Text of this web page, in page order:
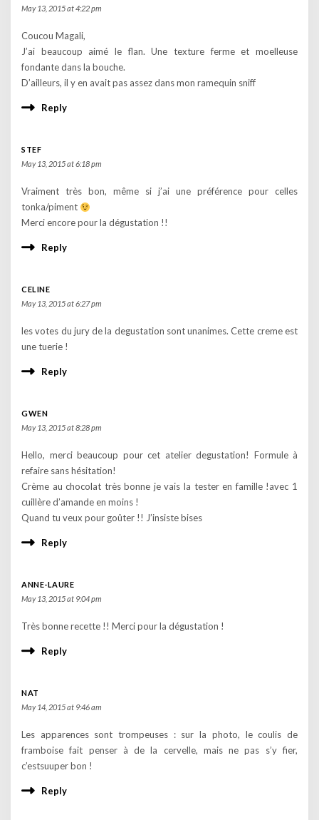
May 13, 2015 at 4:22 pm
Coucou Magali,
J’ai beaucoup aimé le flan. Une texture ferme et moelleuse
fondante dans la bouche.
D’ailleurs, il y en avait pas assez dans mon ramequin sniff
Reply
STEF
May 13, 2015 at 6:18 pm
Vraiment très bon, même si j’ai une préférence pour celles
tonka/piment
Merci encore pour la dégustation !!
Reply
CELINE
May 13, 2015 at 6:27 pm
les votes du jury de la degustation sont unanimes. Cette creme est
une tuerie !
Reply
GWEN
May 13, 2015 at 8:28 pm
Hello, merci beaucoup pour cet atelier degustation! Formule à
refaire sans hésitation!
Crème au chocolat très bonne je vais la tester en famille !avec 1
cuillère d’amande en moins !
Quand tu veux pour goûter !! J’insiste bises
Reply
ANNE-LAURE
May 13, 2015 at 9:04 pm
Très bonne recette !! Merci pour la dégustation !
Reply
NAT
May 14, 2015 at 9:46 am
Les apparences sont trompeuses : sur la photo, le coulis de
framboise fait penser à de la cervelle, mais ne pas s’y fier,
c’estsuuper bon !
Reply